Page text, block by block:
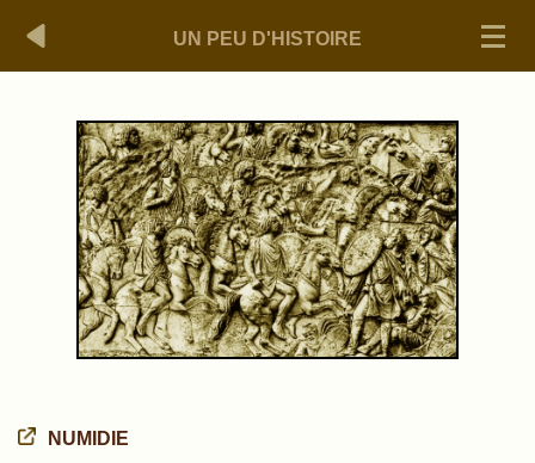
UN PEU D'HISTOIRE
NUMIDIE